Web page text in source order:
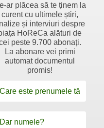
ar plăcea să te ținem la
curent cu ultimele știri,
și interviuri despre
HoReCa alături de
peste 9.700 abonați.
La abonare vei primi
automat documentul
promis!